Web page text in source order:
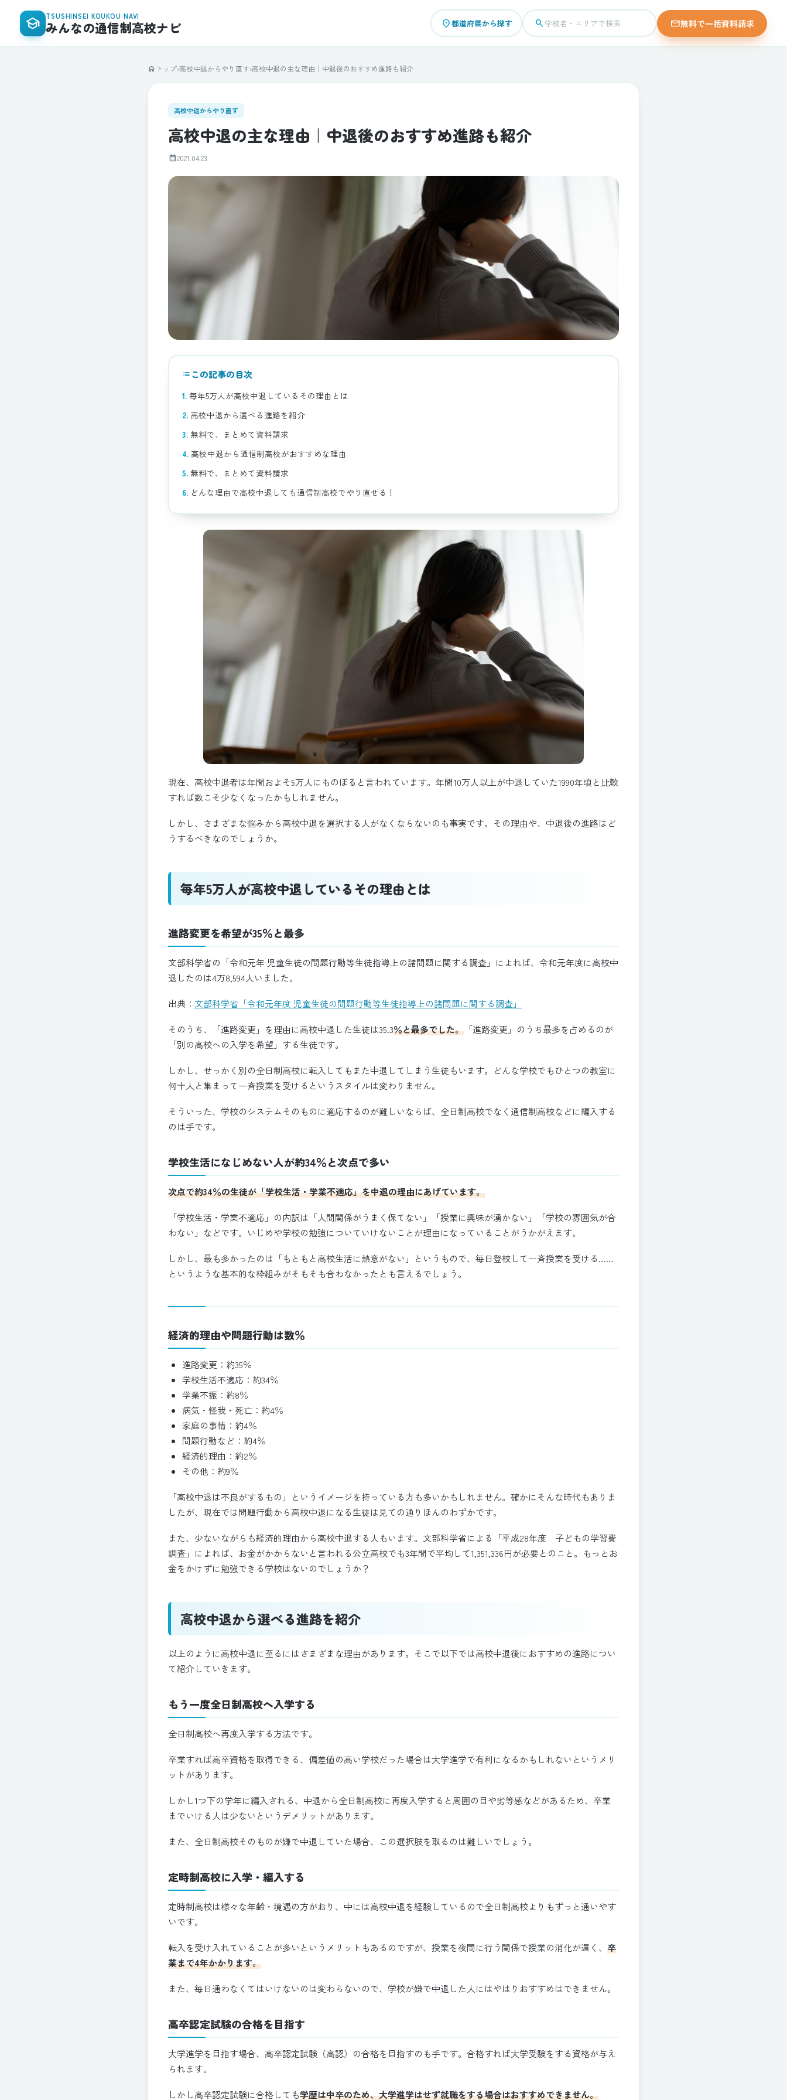
school TSUSHINSEI KOUKOU NAVI
みんなの通信制高校ナビ place都道府県から探す search
学校名・エリアで検索 mail無料で一括資料請求
home トップ›高校中退からやり直す›高校中退の主な理由｜中退後のおすすめ進路も紹介
高校中退からやり直す
高校中退の主な理由｜中退後のおすすめ進路も紹介
calendar_month2021.04.23
list この記事の目次
毎年5万人が高校中退しているその理由とは
高校中退から選べる進路を紹介
無料で、まとめて資料請求
高校中退から通信制高校がおすすめな理由
無料で、まとめて資料請求
どんな理由で高校中退しても通信制高校でやり直せる！
現在、高校中退者は年間およそ5万人にものぼると言われています。年間10万人以上が中退していた1990年頃と比較
すれば数こそ少なくなったかもしれません。
しかし、さまざまな悩みから高校中退を選択する人がなくならないのも事実です。その理由や、中退後の進路はど
うするべきなのでしょうか。
毎年5万人が高校中退しているその理由とは
進路変更を希望が35％と最多
文部科学省の「令和元年 児童生徒の問題行動等生徒指導上の諸問題に関する調査」によれば、令和元年度に高校中
退したのは4万8,594人いました。
出典： 文部科学省「令和元年度 児童生徒の問題行動等生徒指導上の諸問題に関する調査」
そのうち、「進路変更」を理由に高校中退した生徒は35.3％と最多でした。 「進路変更」のうち最多を占めるのが
「別の高校への入学を希望」する生徒です。
しかし、せっかく別の全日制高校に転入してもまた中退してしまう生徒もいます。どんな学校でもひとつの教室に
何十人と集まって一斉授業を受けるというスタイルは変わりません。
そういった、学校のシステムそのものに適応するのが難しいならば、全日制高校でなく通信制高校などに編入する
のは手です。
学校生活になじめない人が約34％と次点で多い
次点で約34％の生徒が「学校生活・学業不適応」を中退の理由にあげています。
「学校生活・学業不適応」の内訳は「人間関係がうまく保てない」「授業に興味が湧かない」「学校の雰囲気が合
わない」などです。いじめや学校の勉強についていけないことが理由になっていることがうかがえます。
しかし、最も多かったのは「もともと高校生活に熱意がない」というもので、毎日登校して一斉授業を受ける……
というような基本的な枠組みがそもそも合わなかったとも言えるでしょう。
経済的理由や問題行動は数％
進路変更：約35％
学校生活不適応：約34％
学業不振：約8％
病気・怪我・死亡：約4％
家庭の事情：約4％
問題行動など：約4％
経済的理由：約2％
その他：約9％
「高校中退は不良がするもの」というイメージを持っている方も多いかもしれません。確かにそんな時代もありま
したが、現在では問題行動から高校中退になる生徒は見ての通りほんのわずかです。
また、少ないながらも経済的理由から高校中退する人もいます。文部科学省による「平成28年度 子どもの学習費
調査」によれば、お金がかからないと言われる公立高校でも3年間で平均して1,351,336円が必要とのこと。もっとお
金をかけずに勉強できる学校はないのでしょうか？
高校中退から選べる進路を紹介
以上のように高校中退に至るにはさまざまな理由があります。そこで以下では高校中退後におすすめの進路につい
て紹介していきます。
もう一度全日制高校へ入学する
全日制高校へ再度入学する方法です。
卒業すれば高卒資格を取得できる、偏差値の高い学校だった場合は大学進学で有利になるかもしれないというメリ
ットがあります。
しかし1つ下の学年に編入される、中退から全日制高校に再度入学すると周囲の目や劣等感などがあるため、卒業
までいける人は少ないというデメリットがあります。
また、全日制高校そのものが嫌で中退していた場合、この選択肢を取るのは難しいでしょう。
定時制高校に入学・編入する
定時制高校は様々な年齢・境遇の方がおり、中には高校中退を経験しているので全日制高校よりもずっと通いやす
いです。
転入を受け入れていることが多いというメリットもあるのですが、授業を夜間に行う関係で授業の消化が遅く、 卒
業まで4年かかります。
また、毎日通わなくてはいけないのは変わらないので、学校が嫌で中退した人にはやはりおすすめはできません。
高卒認定試験の合格を目指す
大学進学を目指す場合、高卒認定試験（高認）の合格を目指すのも手です。合格すれば大学受験をする資格が与え
られます。
しかし高卒認定試験に合格しても学歴は中卒のため、大学進学はせず就職をする場合はおすすめできません。